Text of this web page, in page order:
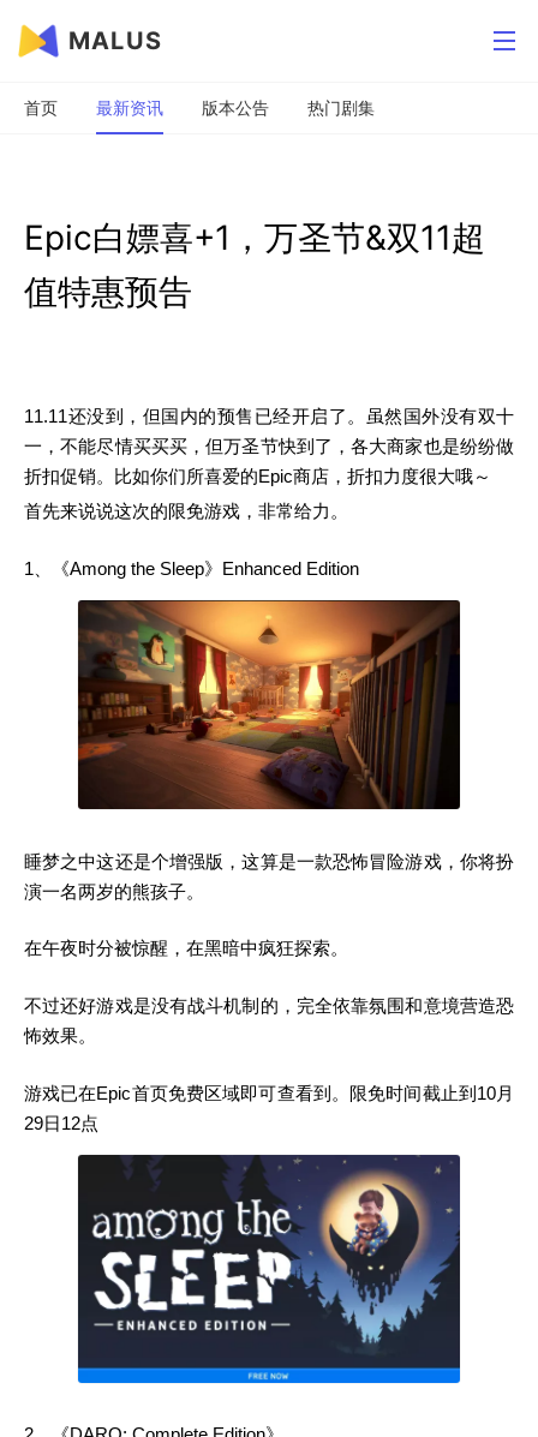
MALUS
首页 最新资讯 版本公告 热门剧集
Epic白嫖喜+1，万圣节&双11超
值特惠预告
11.11还没到，但国内的预售已经开启了。虽然国外没有双十
一，不能尽情买买买，但万圣节快到了，各大商家也是纷纷做
折扣促销。比如你们所喜爱的Epic商店，折扣力度很大哦～
首先来说说这次的限免游戏，非常给力。
1、《Among the Sleep》Enhanced Edition
睡梦之中这还是个增强版，这算是一款恐怖冒险游戏，你将扮
演一名两岁的熊孩子。
在午夜时分被惊醒，在黑暗中疯狂探索。
不过还好游戏是没有战斗机制的，完全依靠氛围和意境营造恐
怖效果。
游戏已在Epic首页免费区域即可查看到。限免时间截止到10月
29日12点